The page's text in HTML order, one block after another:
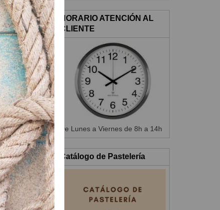
HORARIO ATENCIÓN AL
CLIENTE
De Lunes a Viernes de 8h a 14h
Catálogo de Pastelería